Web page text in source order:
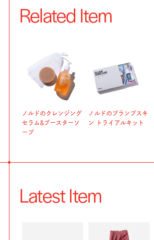
Related Item
ノルドのクレンジング
セラム&ブースターソ
ープ
ノルドのプランプスキ
ン トライアルキット
Latest Item